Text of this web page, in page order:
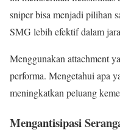
sniper bisa menjadi pilihan
SMG lebih efektif dalam
Menggunakan attachment
performa. Mengetahui apa
meningkatkan peluang
Mengantisipasi